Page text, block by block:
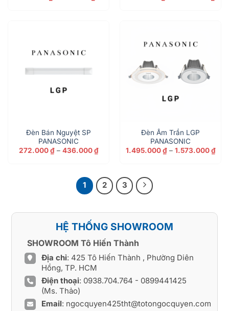
giá:
Đèn Bán Nguyệt SP
PANASONIC
272.000₫ – 436.000₫Khoảng
giá:
đến
436.000 ₫
Đèn Âm Trần LGP
PANASONIC
1.495.000₫ – 1.573.000₫
giá:
1 2 3
HỆ THỐNG SHOWROOM
SHOWROOM Tô Hiến Thành
Địa chỉ: 425 Tô Hiến Thành , Phường Diên
Hồng, TP. HCM
Điện thoại: 0938.704.764 - 0899441425
(Ms. Thảo)
Email: ngocquyen425tht@totongocquyen.com